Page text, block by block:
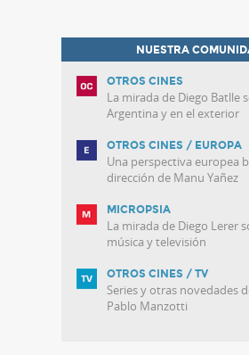
NUESTRA
OTROS CINES
La mirada de Diego Batlle
Argentina y en el exterior
OTROS CINES / EUROPA
Una perspectiva europea
dirección de Manu Yañez
MICROPSIA
La mirada de Diego Lerer
música y televisión
OTROS CINES / TV
Series y otras novedades
Pablo Manzotti